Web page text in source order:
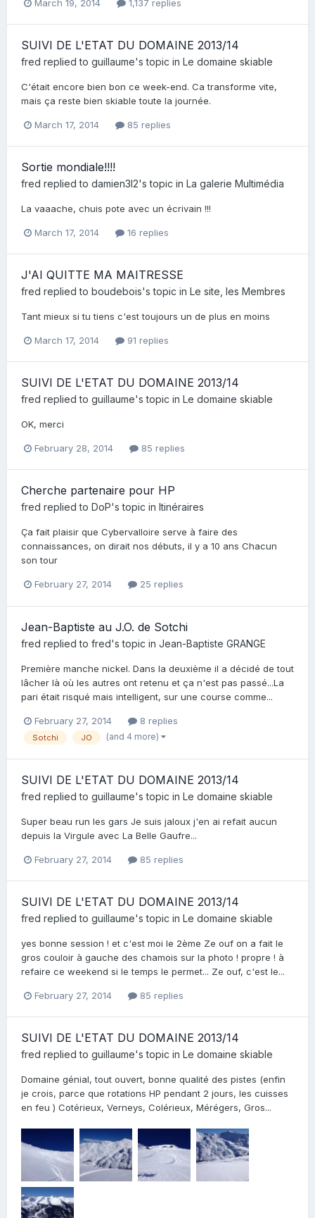
March 19, 2014 1,137 replies
SUIVI DE L'ETAT DU DOMAINE 2013/14
fred replied to guillaume's topic in Le domaine skiable
C'était encore bien bon ce week-end. Ca transforme vite,
mais ça reste bien skiable toute la journée.
March 17, 2014 85 replies
Sortie mondiale!!!!
fred replied to damien3l2's topic in La galerie Multimédia
La vaaache, chuis pote avec un écrivain !!!
March 17, 2014 16 replies
J'AI QUITTE MA MAITRESSE
fred replied to boudebois's topic in Le site, les Membres
Tant mieux si tu tiens c'est toujours un de plus en moins
March 17, 2014 91 replies
SUIVI DE L'ETAT DU DOMAINE 2013/14
fred replied to guillaume's topic in Le domaine skiable
OK, merci
February 28, 2014 85 replies
Cherche partenaire pour HP
fred replied to DoP's topic in Itinéraires
Ça fait plaisir que Cybervalloire serve à faire des
connaissances, on dirait nos débuts, il y a 10 ans Chacun
son tour
February 27, 2014 25 replies
Jean-Baptiste au J.O. de Sotchi
fred replied to fred's topic in Jean-Baptiste GRANGE
Première manche nickel. Dans la deuxième il a décidé de tout
lâcher là où les autres ont retenu et ça n'est pas passé...La
pari était risqué mais intelligent, sur une course comme...
February 27, 2014 8 replies
Sotchi JO (and 4 more)
SUIVI DE L'ETAT DU DOMAINE 2013/14
fred replied to guillaume's topic in Le domaine skiable
Super beau run les gars Je suis jaloux j'en ai refait aucun
depuis la Virgule avec La Belle Gaufre...
February 27, 2014 85 replies
SUIVI DE L'ETAT DU DOMAINE 2013/14
fred replied to guillaume's topic in Le domaine skiable
yes bonne session ! et c'est moi le 2ème Ze ouf on a fait le
gros couloir à gauche des chamois sur la photo ! propre ! à
refaire ce weekend si le temps le permet... Ze ouf, c'est le...
February 27, 2014 85 replies
SUIVI DE L'ETAT DU DOMAINE 2013/14
fred replied to guillaume's topic in Le domaine skiable
Domaine génial, tout ouvert, bonne qualité des pistes (enfin
je crois, parce que rotations HP pendant 2 jours, les cuisses
en feu ) Cotérieux, Verneys, Colérieux, Mérégers, Gros...